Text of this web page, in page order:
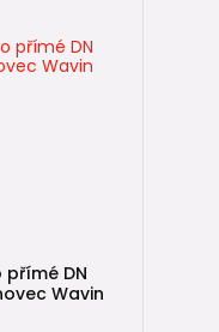
DN
Wavin